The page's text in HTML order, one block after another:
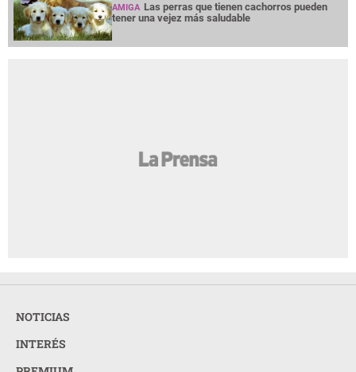
AMIGA Las perras que tienen cachorros pueden
tener una vejez más saludable
NOTICIAS
INTERÉS